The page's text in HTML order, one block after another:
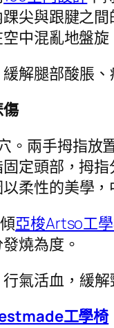
尖與跟腱之
中混亂地盤旋
解腿部酸脹、
。兩手拇指放
定頭部，拇
以柔性的美學
亞梭Artso工
燒為度。
氣活血，緩
工學椅